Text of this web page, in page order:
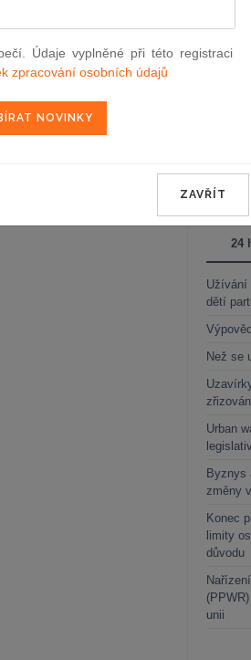
Zákon
24
Užívání
dětí
Než se
Urban
Byznys
změny
Konec
limity
důvodu
unii
Údaje vyplněné při této registraci
zpracování osobních údajů
ZAVŘÍT